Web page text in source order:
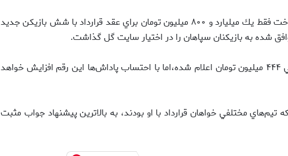
گرچه رئيس هيات‌مديره باشگاه سپاهان روز گذشته از پرداخت فقط يك ميليارد و ۸۰۰ ميليون تومان براي عقد قرارداد با شش بازيكن جديد
شده به بازيكنان سپاهان را در اختيار سايت گل گذاشت.
۱-سيدمهدي رحمتي ۷۳۰ ميليون تومان: البته قرارداد رحمتي ۴۴۴ ميليون تومان اعلام شده،‌اما با احتساب پاداش‌ها اين رقم افزايش خواهد
ملي‌پوش كه تيم‌هاي مختلفي خواهان قرارداد با او بودند، به بالاترين پيشنهاد جواب مثبت